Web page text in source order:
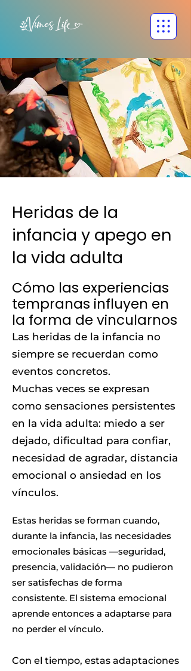
Heridas de la
infancia y apego en
la vida adulta
Cómo las experiencias
tempranas influyen en
la forma de vincularnos
Las heridas de la infancia no
siempre se recuerdan como
eventos concretos.
Muchas veces se expresan
como sensaciones persistentes
en la vida adulta: miedo a ser
dejado, dificultad para confiar,
necesidad de agradar, distancia
emocional o ansiedad en los
vínculos.
Estas heridas se forman cuando,
durante la infancia, las necesidades
emocionales básicas —seguridad,
presencia, validación— no pudieron
ser satisfechas de forma
consistente. El sistema emocional
aprende entonces a adaptarse para
no perder el vínculo.
Con el tiempo, estas adaptaciones